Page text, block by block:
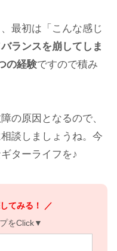
最初は「こんな感じ
バランスを崩してしま
の経験ですので積み
の原因となるので、
談しましょうね。今
ターライフを♪
てみる！ ／
をClick▼